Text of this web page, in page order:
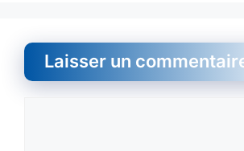
Laisser un